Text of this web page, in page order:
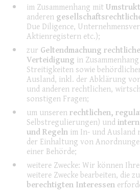
im Zusammenhang mit
anderen
Due Diligence,
Aktienregistern etc.);
zur Geltendmachung
Verteidigung in
Streitigkeiten sowie
Ausland, inkl. der Abklärung
und anderen rechtlichen,
sonstigen Fragen;
um unserenrechtlichen,
Selbstregulierungen) und
und Regeln im In- und Ausland
der Einhaltung von
einer Behörde;
weitere Zwecke: Wir können
weitere Zwecke bearbeiten, die
berechtigten Interessen